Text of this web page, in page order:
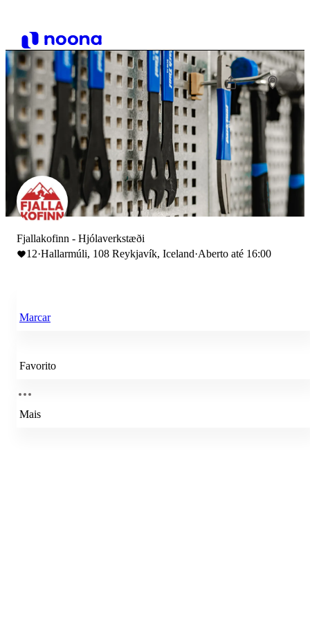
Fjallakofinn - Hjólaverkstæði
12·Hallarmúli, 108 Reykjavík, Iceland·Aberto até 16:00
Marcar
Favorito
Mais